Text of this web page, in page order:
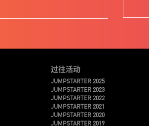
过往活动
JUMPSTARTER 2025
JUMPSTARTER 2023
JUMPSTARTER 2022
JUMPSTARTER 2021
JUMPSTARTER 2020
JUMPSTARTER 2019